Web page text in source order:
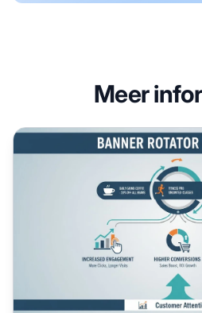
Meer
Waarom een bannerrotator op